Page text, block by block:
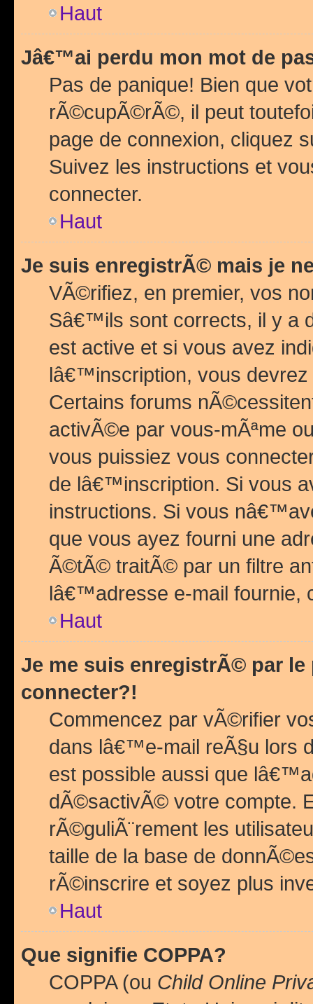
Haut
Jâ€™ai perdu mon mot de
Pas de panique! Bien que
rÃ©cupÃ©rÃ©, il peut
page de connexion, cliquez
Suivez les instructions et
connecter.
Haut
Je suis enregistrÃ© mais je
VÃ©rifiez, en premier, vos
Sâ€™ils sont corrects, il y a
est active et si vous avez
lâ€™inscription, vous
Certains forums
activÃ©e par vous-mÃªme
vous puissiez vous
de lâ€™inscription. Si vous
instructions. Si vous
que vous ayez fourni une
Ã©tÃ© traitÃ© par un filtre
lâ€™adresse e-mail fournie,
Haut
Je me suis enregistrÃ© par
connecter?!
Commencez par vÃ©rifier
dans lâ€™e-mail reÃ§u lors
est possible aussi que
dÃ©sactivÃ© votre compte.
rÃ©guliÃ¨rement les
taille de la base de
rÃ©inscrire et soyez plus
Haut
Que signifie COPPA?
COPPA (ou Child Online